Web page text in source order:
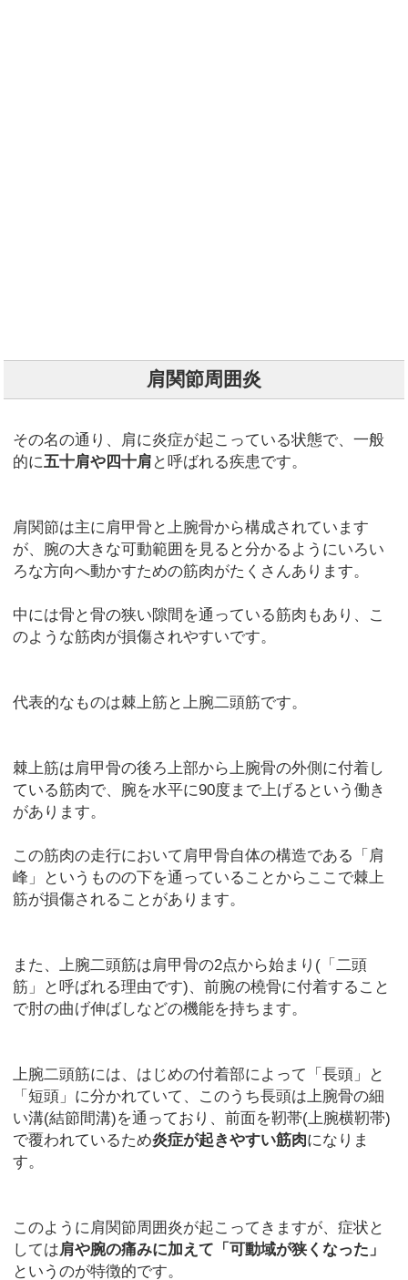
肩関節周囲炎
その名の通り、肩に炎症が起こっている状態で、一般
的に五十肩や四十肩 と呼ばれる疾患です。
肩関節は主に肩甲骨と上腕骨から構成されています
が、腕の大きな可動範囲を見ると分かるようにいろい
ろな方向へ動かすための筋肉がたくさんあります。
中には骨と骨の狭い隙間を通っている筋肉もあり、こ
のような筋肉が損傷されやすいです。
代表的なものは棘上筋と上腕二頭筋です。
棘上筋は肩甲骨の後ろ上部から上腕骨の外側に付着し
ている筋肉で、腕を水平に90度まで上げるという働き
があります。
この筋肉の走行において肩甲骨自体の構造である「肩
峰」というものの下を通っていることからここで棘上
筋が損傷されることがあります。
また、上腕二頭筋は肩甲骨の2点から始まり(「二頭
筋」と呼ばれる理由です)、前腕の橈骨に付着すること
で肘の曲げ伸ばしなどの機能を持ちます。
上腕二頭筋には、はじめの付着部によって「長頭」と
「短頭」に分かれていて、このうち長頭は上腕骨の細
い溝(結節間溝)を通っており、前面を靭帯(上腕横靭帯)
で覆われているため炎症が起きやすい筋肉になりま
す。
このように肩関節周囲炎が起こってきますが、症状と
しては肩や腕の痛みに加えて「可動域が狭くなった」
というのが特徴的です。